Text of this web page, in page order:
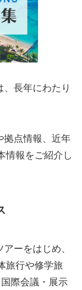
長年にわたり
拠点情報、近年
情報をご紹介し
ーをはじめ、
旅行や修学旅
際会議・展示